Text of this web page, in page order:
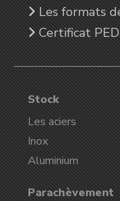
Les formats
Certificat PED
Stock
Les aciers
Inox
Aluminium
Parachèvement